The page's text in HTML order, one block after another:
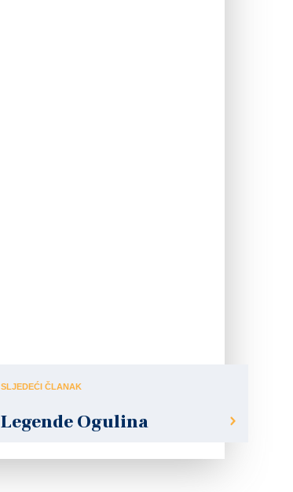
SLJEDEĆI ČLANAK
Legende Ogulina